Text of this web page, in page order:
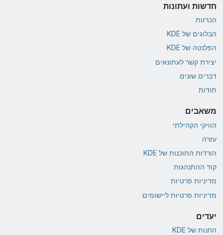
חדשות ועתונות
הכרזות
הבלוגים של KDE
הפלנטה של KDE
יצירת קשר לעתונאים
דברים שונים
תודות
משאבים
הוויקי הקהילתי
עזרה
הורדות התוכנות של KDE
קוד ההתנהגות
מדיניות פרטיות
מדיניות פרטיות ליישומים
יעדים
החנות של KDE